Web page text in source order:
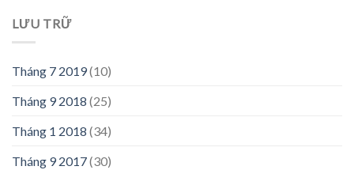
LƯU TRỮ
Tháng 7 2019(10)
Tháng 9 2018 (25)
Tháng 1 2018 (34)
Tháng 9 2017(30)